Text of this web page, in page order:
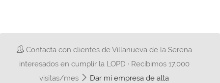
Contacta con clientes de Villanueva de la Serena
interesados en cumplir la LOPD · Recibimos 17.000
visitas/mes
Dar mi empresa de alta